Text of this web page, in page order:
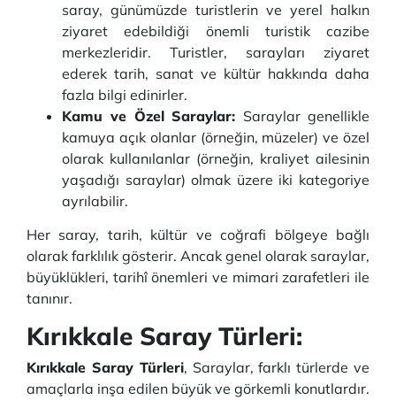
saray, günümüzde turistlerin ve yerel halkın
ziyaret edebildiği önemli turistik cazibe
merkezleridir. Turistler, sarayları ziyaret
ederek tarih, sanat ve kültür hakkında daha
fazla bilgi edinirler.
Kamu ve Özel Saraylar: Saraylar genellikle
kamuya açık olanlar (örneğin, müzeler) ve özel
olarak kullanılanlar (örneğin, kraliyet ailesinin
yaşadığı saraylar) olmak üzere iki kategoriye
ayrılabilir.
Her saray, tarih, kültür ve coğrafi bölgeye bağlı
olarak farklılık gösterir. Ancak genel olarak saraylar,
büyüklükleri, tarihî önemleri ve mimari zarafetleri ile
tanınır.
Kırıkkale Saray Türleri:
Kırıkkale Saray Türleri, Saraylar, farklı türlerde ve
amaçlarla inşa edilen büyük ve görkemli konutlardır.